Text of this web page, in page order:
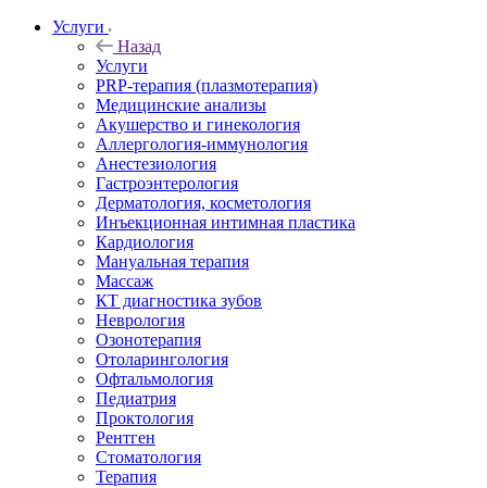
Услуги
Назад
Услуги
PRP-терапия (плазмотерапия)
Медицинские анализы
Акушерство и гинекология
Аллергология-иммунология
Анестезиология
Гастроэнтерология
Дерматология, косметология
Инъекционная интимная пластика
Кардиология
Мануальная терапия
Массаж
КТ диагностика зубов
Неврология
Озонотерапия
Отоларингология
Офтальмология
Педиатрия
Проктология
Рентген
Стоматология
Терапия